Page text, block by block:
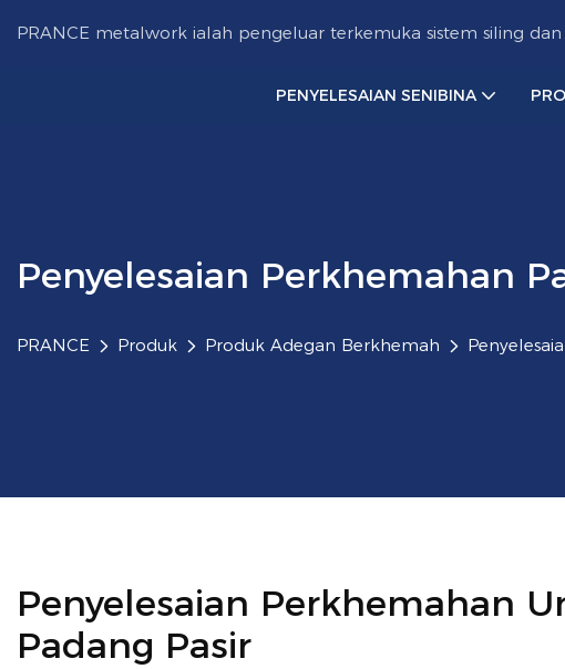
PRANCE metalwork ialah pengeluar terkemuka sistem siling
PENYELESAIAN SENIBINA
Penyelesaian Perkhemahan
PRANCE Produk Produk Adegan Berkhemah
Penyelesaian Perkhemahan
Padang Pasir